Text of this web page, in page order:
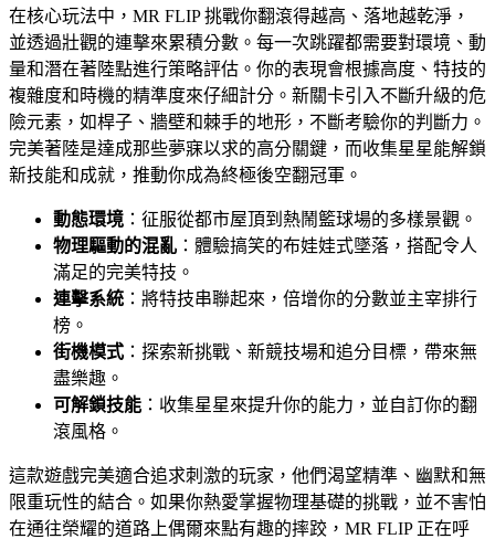
在核心玩法中，MR FLIP 挑戰你翻滾得越高、落地越乾淨，
並透過壯觀的連擊來累積分數。每一次跳躍都需要對環境、動
量和潛在著陸點進行策略評估。你的表現會根據高度、特技的
複雜度和時機的精準度來仔細計分。新關卡引入不斷升級的危
險元素，如桿子、牆壁和棘手的地形，不斷考驗你的判斷力。
完美著陸是達成那些夢寐以求的高分關鍵，而收集星星能解鎖
新技能和成就，推動你成為終極後空翻冠軍。
動態環境 ：征服從都市屋頂到熱鬧籃球場的多樣景觀。
物理驅動的混亂 ：體驗搞笑的布娃娃式墜落，搭配令人
滿足的完美特技。
連擊系統 ：將特技串聯起來，倍增你的分數並主宰排行
榜。
街機模式 ：探索新挑戰、新競技場和追分目標，帶來無
盡樂趣。
可解鎖技能 ：收集星星來提升你的能力，並自訂你的翻
滾風格。
這款遊戲完美適合追求刺激的玩家，他們渴望精準、幽默和無
限重玩性的結合。如果你熱愛掌握物理基礎的挑戰，並不害怕
在通往榮耀的道路上偶爾來點有趣的摔跤，MR FLIP 正在呼